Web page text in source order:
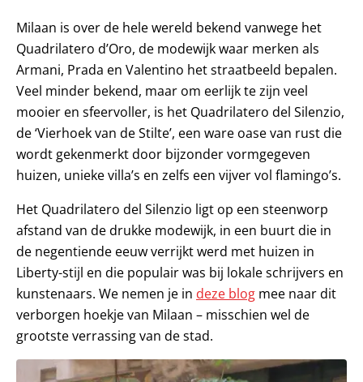
Milaan is over de hele wereld bekend vanwege het
Quadrilatero d’Oro, de modewijk waar merken als
Armani, Prada en Valentino het straatbeeld bepalen.
Veel minder bekend, maar om eerlijk te zijn veel
mooier en sfeervoller, is het Quadrilatero del Silenzio,
de ‘Vierhoek van de Stilte’, een ware oase van rust die
wordt gekenmerkt door bijzonder vormgegeven
huizen, unieke villa’s en zelfs een vijver vol flamingo’s.
Het Quadrilatero del Silenzio ligt op een steenworp
afstand van de drukke modewijk, in een buurt die in
de negentiende eeuw verrijkt werd met huizen in
Liberty-stijl en die populair was bij lokale schrijvers en
kunstenaars. We nemen je in deze blog mee naar dit
verborgen hoekje van Milaan – misschien wel de
grootste verrassing van de stad.